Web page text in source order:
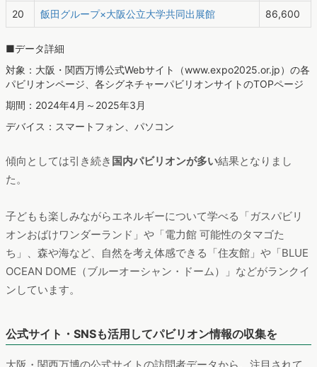
20 飯田グループ×大阪公立大学共同出展館 86,600
■データ詳細
対象：大阪・関西万博公式Webサイト（www.expo2025.or.jp）の各
パビリオンページ、各シグネチャーパビリオンサイトのTOPページ
期間：2024年4月～2025年3月
デバイス：スマートフォン、パソコン
傾向としては引き続き 国内パビリオンが多い結果となりまし
た。
子どもも楽しみながらエネルギーについて学べる「ガスパビリ
オンおばけワンダーランド」や「電力館 可能性のタマゴた
ち」、森や海など、自然を考え体感できる「住友館」や「BLUE
OCEAN DOME（ブルーオーシャン・ドーム）」などがランクイ
ンしています。
公式サイト・SNSも活用してパビリオン情報の収集を